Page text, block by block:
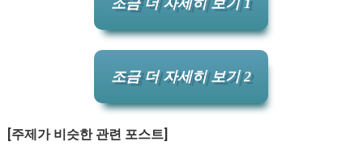
조금 더 자세히 보기 2
[주제가 비슷한 관련 포스트]